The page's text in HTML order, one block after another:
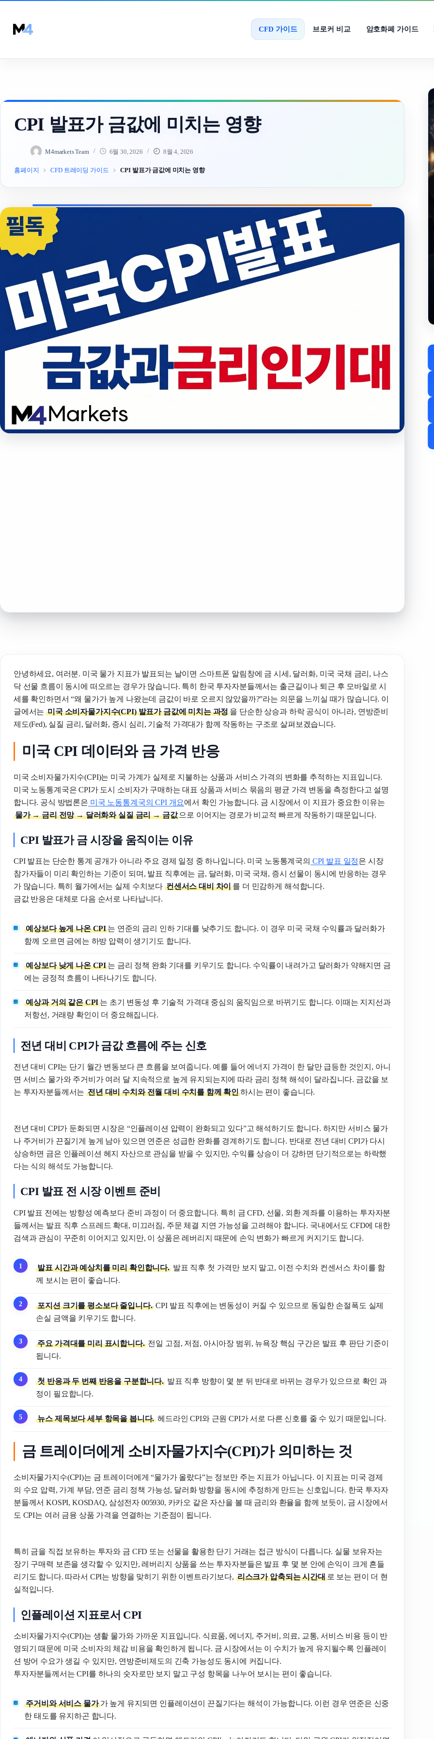
content
CFD 가이드 브로커 비교 암호화폐 가이드
CPI 발표가 금값에 미치는 영향
M4markets Team 6월 30, 2026 8월 4, 2026
홈페이지 CFD 트레이딩 가이드 CPI 발표가 금값에 미치는 영향
안녕하세요, 여러분. 미국 물가 지표가 발표되는 날이면 스마트폰 알림창에 금 시세, 달러화, 미국 국채 금리, 나스
닥 선물 흐름이 동시에 떠오르는 경우가 많습니다. 특히 한국 투자자분들께서는 출근길이나 퇴근 후 모바일로 시
세를 확인하면서 “왜 물가가 높게 나왔는데 금값이 바로 오르지 않았을까?”라는 의문을 느끼실 때가 많습니다. 이
글에서는미국 소비자물가지수(CPI) 발표가 금값에 미치는 과정 을 단순한 상승과 하락 공식이 아니라, 연방준비
제도(Fed), 실질 금리, 달러화, 증시 심리, 기술적 가격대가 함께 작동하는 구조로 살펴보겠습니다.
미국 CPI 데이터와 금 가격 반응
미국 소비자물가지수(CPI)는 미국 가계가 실제로 지불하는 상품과 서비스 가격의 변화를 추적하는 지표입니다.
미국 노동통계국은 CPI가 도시 소비자가 구매하는 대표 상품과 서비스 묶음의 평균 가격 변동을 측정한다고 설명
합니다. 공식 방법론은 미국 노동통계국의 CPI 개요에서 확인 가능합니다. 금 시장에서 이 지표가 중요한 이유는
물가 → 금리 전망 → 달러화와 실질 금리 → 금값 으로 이어지는 경로가 비교적 빠르게 작동하기 때문입니다.
CPI 발표가 금 시장을 움직이는 이유
CPI 발표는 단순한 통계 공개가 아니라 주요 경제 일정 중 하나입니다. 미국 노동통계국의 CPI 발표 일정은 시장
참가자들이 미리 확인하는 기준이 되며, 발표 직후에는 금, 달러화, 미국 국채, 증시 선물이 동시에 반응하는 경우
가 많습니다. 특히 월가에서는 실제 수치보다 컨센서스 대비 차이 를 더 민감하게 해석합니다.
금값 반응은 대체로 다음 순서로 나타납니다.
예상보다 높게 나온 CPI 는 연준의 금리 인하 기대를 낮추기도 합니다. 이 경우 미국 국채 수익률과 달러화가
함께 오르면 금에는 하방 압력이 생기기도 합니다.
예상보다 낮게 나온 CPI 는 금리 정책 완화 기대를 키우기도 합니다. 수익률이 내려가고 달러화가 약해지면 금
에는 긍정적 흐름이 나타나기도 합니다.
예상과 거의 같은 CPI 는 초기 변동성 후 기술적 가격대 중심의 움직임으로 바뀌기도 합니다. 이때는 지지선과
저항선, 거래량 확인이 더 중요해집니다.
전년 대비 CPI가 금값 흐름에 주는 신호
전년 대비 CPI는 단기 월간 변동보다 큰 흐름을 보여줍니다. 예를 들어 에너지 가격이 한 달만 급등한 것인지, 아니
면 서비스 물가와 주거비가 여러 달 지속적으로 높게 유지되는지에 따라 금리 정책 해석이 달라집니다. 금값을 보
는 투자자분들께서는전년 대비 수치와 전월 대비 수치를 함께 확인하시는 편이 좋습니다.
전년 대비 CPI가 둔화되면 시장은 “인플레이션 압력이 완화되고 있다”고 해석하기도 합니다. 하지만 서비스 물가
나 주거비가 끈질기게 높게 남아 있으면 연준은 성급한 완화를 경계하기도 합니다. 반대로 전년 대비 CPI가 다시
상승하면 금은 인플레이션 헤지 자산으로 관심을 받을 수 있지만, 수익률 상승이 더 강하면 단기적으로는 하락했
다는 식의 해석도 가능합니다.
CPI 발표 전 시장 이벤트 준비
CPI 발표 전에는 방향성 예측보다 준비 과정이 더 중요합니다. 특히 금 CFD, 선물, 외환 계좌를 이용하는 투자자분
들께서는 발표 직후 스프레드 확대, 미끄러짐, 주문 체결 지연 가능성을 고려해야 합니다. 국내에서도 CFD에 대한
검색과 관심이 꾸준히 이어지고 있지만, 이 상품은 레버리지 때문에 손익 변화가 빠르게 커지기도 합니다.
발표 시간과 예상치를 미리 확인합니다. 발표 직후 첫 가격만 보지 말고, 이전 수치와 컨센서스 차이를 함
께 보시는 편이 좋습니다.
포지션 크기를 평소보다 줄입니다.CPI 발표 직후에는 변동성이 커질 수 있으므로 동일한 손절폭도 실제
손실 금액을 키우기도 합니다.
주요 가격대를 미리 표시합니다.전일 고점, 저점, 아시아장 범위, 뉴욕장 핵심 구간은 발표 후 판단 기준이
됩니다.
첫 반응과 두 번째 반응을 구분합니다. 발표 직후 방향이 몇 분 뒤 반대로 바뀌는 경우가 있으므로 확인 과
정이 필요합니다.
뉴스 제목보다 세부 항목을 봅니다. 헤드라인 CPI와 근원 CPI가 서로 다른 신호를 줄 수 있기 때문입니다.
금 트레이더에게 소비자물가지수(CPI)가 의미하는 것
소비자물가지수(CPI)는 금 트레이더에게 “물가가 올랐다”는 정보만 주는 지표가 아닙니다. 이 지표는 미국 경제
의 수요 압력, 가계 부담, 연준 금리 정책 가능성, 달러화 방향을 동시에 추정하게 만드는 신호입니다. 한국 투자자
분들께서 KOSPI, KOSDAQ, 삼성전자 005930, 카카오 같은 자산을 볼 때 금리와 환율을 함께 보듯이, 금 시장에서
도 CPI는 여러 금융 상품 가격을 연결하는 기준점이 됩니다.
특히 금을 직접 보유하는 투자와 금 CFD 또는 선물을 활용한 단기 거래는 접근 방식이 다릅니다. 실물 보유자는
장기 구매력 보존을 생각할 수 있지만, 레버리지 상품을 쓰는 투자자분들은 발표 후 몇 분 안에 손익이 크게 흔들
리기도 합니다. 따라서 CPI는 방향을 맞히기 위한 이벤트라기보다, 리스크가 압축되는 시간대로 보는 편이 더 현
실적입니다.
인플레이션 지표로서 CPI
소비자물가지수(CPI)는 생활 물가와 가까운 지표입니다. 식료품, 에너지, 주거비, 의료, 교통, 서비스 비용 등이 반
영되기 때문에 미국 소비자의 체감 비용을 확인하게 됩니다. 금 시장에서는 이 수치가 높게 유지될수록 인플레이
션 방어 수요가 생길 수 있지만, 연방준비제도의 긴축 가능성도 동시에 커집니다.
투자자분들께서는 CPI를 하나의 숫자로만 보지 말고 구성 항목을 나누어 보시는 편이 좋습니다.
주거비와 서비스 물가가 높게 유지되면 인플레이션이 끈질기다는 해석이 가능합니다. 이런 경우 연준은 신중
한 태도를 유지하곤 합니다.